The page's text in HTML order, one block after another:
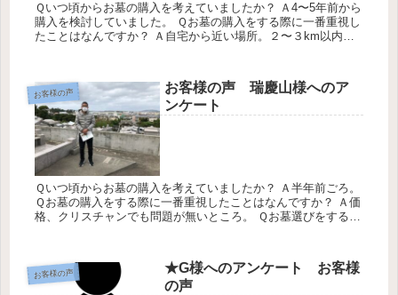
Ｑいつ頃からお墓の購入を考えていましたか？ Ａ4〜5年前から
購入を検討していました。 Ｑお墓の購入をする際に一番重視し
たことはなんですか？ Ａ自宅から近い場所。２〜３km以内。
お客様の声
お客様の声 瑞慶山様へのア
ンケート
Ｑいつ頃からお墓の購入を考えていましたか？ Ａ半年前ごろ。
Ｑお墓の購入をする際に一番重視したことはなんですか？ Ａ価
格、クリスチャンでも問題が無いところ。 Ｑお墓選びをする時
お客様の声
★G様へのアンケート お客様
の声